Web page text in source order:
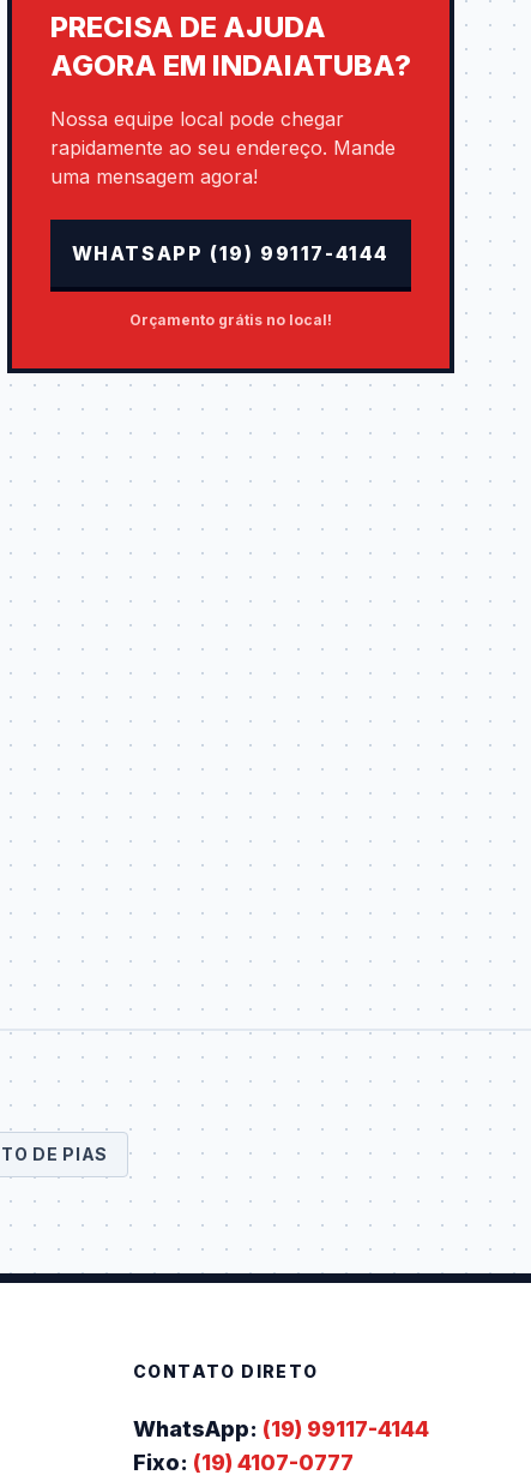
PRECISA DE AJUDA
AGORA EM INDAIATUBA?
Nossa equipe local pode chegar
rapidamente ao seu endereço. Mande
uma mensagem agora!
WHATSAPP (19) 99117-4144
Orçamento grátis no local!
DE PIAS
CONTATO DIRETO
WhatsApp: (19) 99117-4144
Fixo: (19) 4107-0777